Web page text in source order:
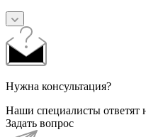
Нужна консультация?
Наши специалисты
Задать вопрос